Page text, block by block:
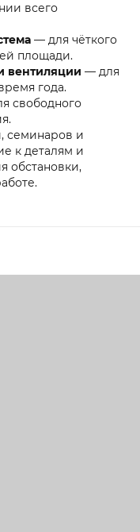
всего
— для чёткого
площади.
вентиляции — для
года.
свободного
семинаров и
к деталям и
обстановки,